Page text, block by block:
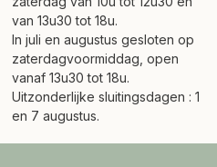
van 13u30 tot 18u.
In juli en augustus gesloten op
zaterdagvoormiddag, open
vanaf 13u30 tot 18u.
Uitzonderlijke sluitingsdagen : 1
en 7 augustus.